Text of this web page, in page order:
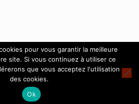
pour vous garantir la meilleure
site. Si vous continuez à utiliser ce
que vous acceptez l'utilisation
des cookies.
Ok